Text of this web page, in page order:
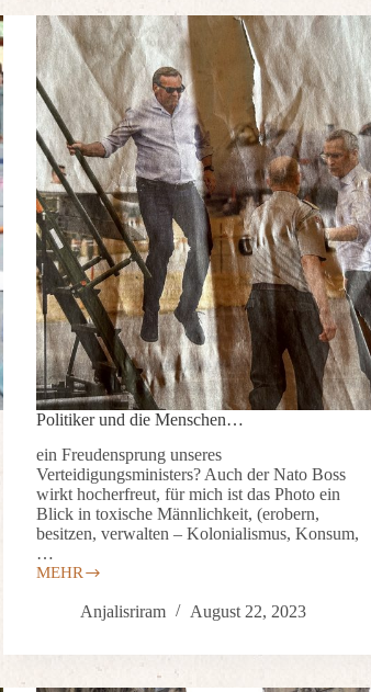
Politiker und die Menschen…
ein Freudensprung unseres
Verteidigungsministers? Auch der Nato Boss
wirkt hocherfreut, für mich ist das Photo ein
Blick in toxische Männlichkeit, (erobern,
besitzen, verwalten – Kolonialismus, Konsum,
…
MEHR
Anjalisriram August 22, 2023